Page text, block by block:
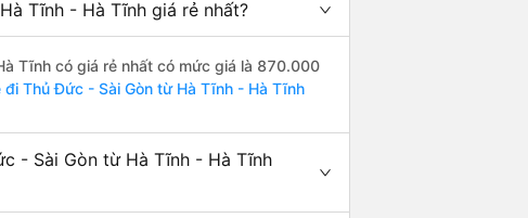
Tĩnh - Hà Tĩnh giá rẻ nhất?
Tĩnh có giá rẻ nhất có mức giá là 870.000
đi Thủ Đức - Sài Gòn từ Hà Tĩnh - Hà Tĩnh
- Sài Gòn từ Hà Tĩnh - Hà Tĩnh